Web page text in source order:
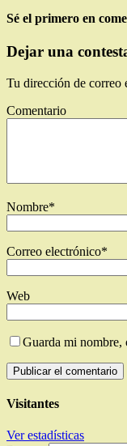
Sé el primero en
Dejar una
Tu dirección de correo
Comentario
Nombre*
Correo electrónico*
Web
Guarda mi nombre,
Visitantes
Ver estadísticas